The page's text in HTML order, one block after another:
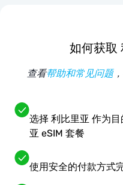
如何获取
查看帮助和常见问题
选择 利比里亚 作为
亚 eSIM 套餐
使用安全的付款方式